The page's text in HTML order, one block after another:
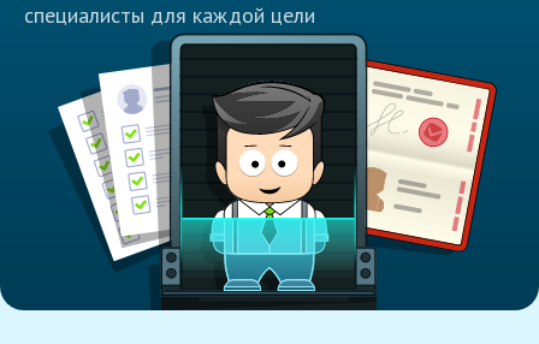
специалисты для каждой цели